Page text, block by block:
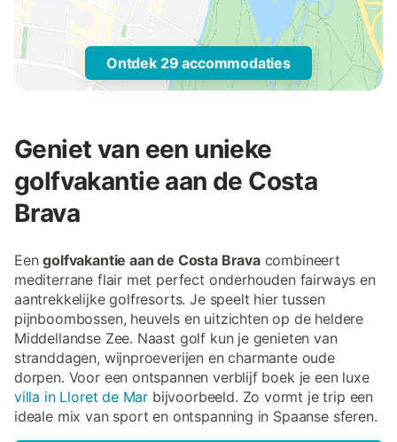
Ontdek 29 accommodaties
Geniet van een unieke
golfvakantie aan de Costa
Brava
Eengolfvakantie aan de Costa Bravacombineert
mediterrane flair met perfect onderhouden fairways en
aantrekkelijke golfresorts. Je speelt hier tussen
pijnboombossen, heuvels en uitzichten op de heldere
Middellandse Zee. Naast golf kun je genieten van
stranddagen, wijnproeverijen en charmante oude
dorpen. Voor een ontspannen verblijf boek je een luxe
villa in Lloret de Mar bijvoorbeeld. Zo vormt je trip een
ideale mix van sport en ontspanning in Spaanse sferen.